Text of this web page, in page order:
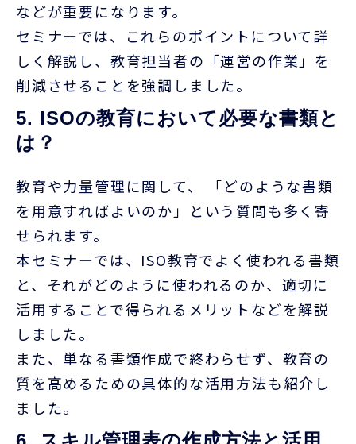
などが重要になります。
セミナーでは、これらのポイントについて詳
しく解説し、教育担当者の「運営の作業」を
削減させることを強調しました。
5. ISOの教育において必要な書類と
は？
教育や力量管理に関して、 「どのような書類
を用意すればよいのか」という質問も多く寄
せられます。
本セミナーでは、 ISO教育でよく使われる書類
と、それがどのように使われるのか、適切に
活用することで得られるメリットなどを解説
しました。
また、単なる書類作成で終わらせず、教育の
質を高めるための具体的な活用方法も紹介し
ました。